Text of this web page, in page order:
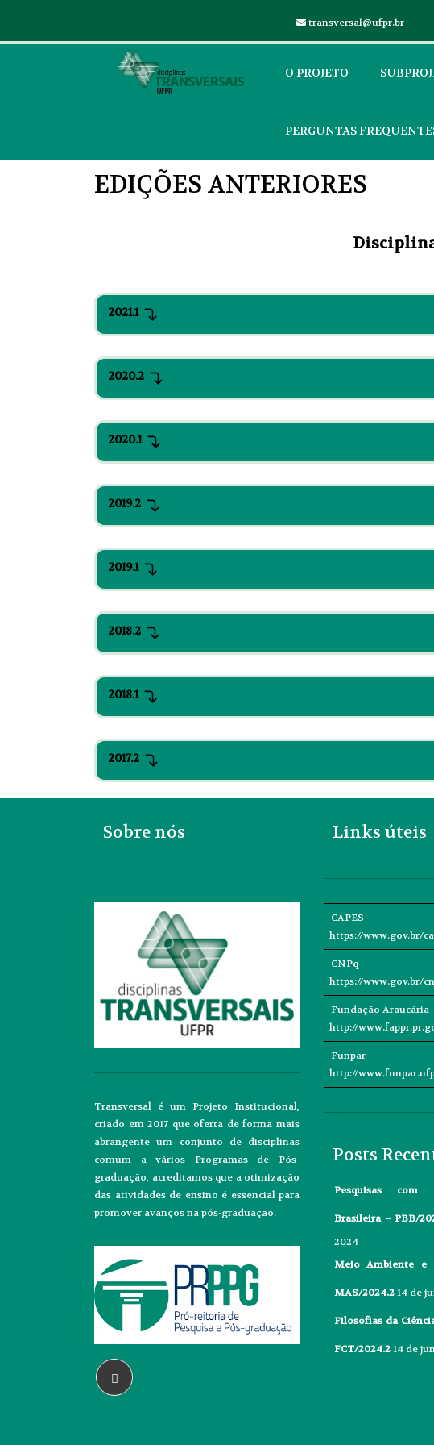
transversal@ufpr.br
O PROJETO
PERGUNTAS
EDIÇÕES ANTERIORES
2021.1
2020.2
2020.1
2019.2
2019.1
2018.2
2018.1
2017.2
Sobre nós
Transversal é um Projeto Institucional,
criado em 2017 que oferta de forma mais
abrangente um conjunto de disciplinas
comum a vários Programas de Pós-
graduação, acreditamos que a otimização
das atividades de ensino é essencial para
promover avanços na pós-graduação.
Links úteis
CAPES
https://www.gov.br/
CNPq
https://www.gov.br/
Fundação Araucária
http://
Funpar
http://
Posts
Pesquisas com
Brasileira – PBB/
2024
Meio Ambiente e
MAS/2024.214 de
Filosofias da
FCT/2024.214 de